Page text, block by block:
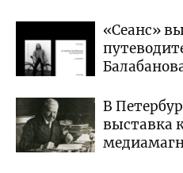
«Сеанс»
В
выставка